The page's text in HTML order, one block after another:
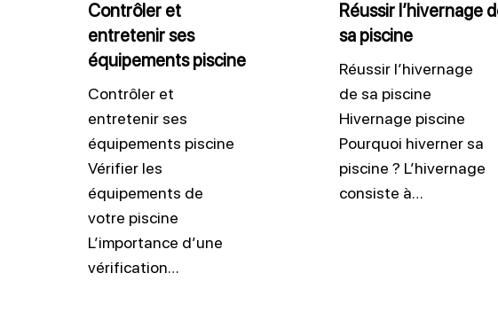
piscineContrôler et
entretenir ses
équipements piscine
Contrôler et
entretenir ses
équipements piscine
Vérifier les
équipements de
votre piscine
L’importance d’une
vérification…
Réussir l’hivernage
sa piscine
Réussir l’hivernage
de sa piscine
Hivernage piscine
Pourquoi hiverner sa
piscine ? L’hivernage
consiste à…